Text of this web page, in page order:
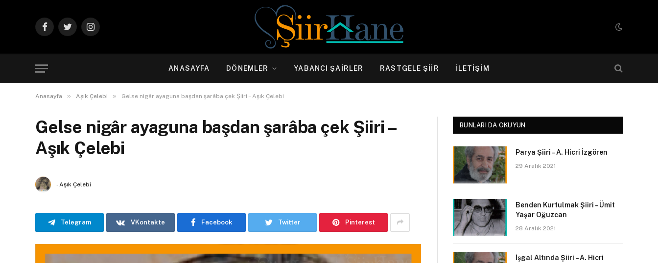
FacebookTwitterInstagram
ANASAYFA DÖNEMLER YABANCI ŞAIRLER RASTGELE ŞIIR İLETIŞIM
Anasayfa » Aşık Çelebi » Gelse nigâr ayaguna başdan şarâba çek Şiiri – Aşık Çelebi
Gelse nigâr ayaguna başdan şarâba çek Şiiri –
Aşık Çelebi
- Aşık Çelebi
Telegram VKontakte Facebook Twitter Pinterest
BUNLARI DA OKUYUN
Parya Şiiri – A. Hicri İzgören
29 Aralık 2021
Benden Kurtulmak Şiiri – Ümit
Yaşar Oğuzcan
28 Aralık 2021
İşgal Altında Şiiri – A. Hicri